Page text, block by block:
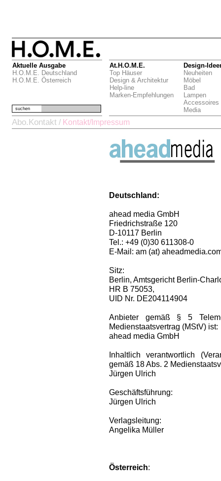
Aktuelle Ausgabe
H.O.M.E. Deutschland
H.O.M.E. Österreich
At.H.O.M.E.
Top Häuser
Design & Architektur
Help-line
Marken-Empfehlungen
Design-
Neuheiten
Möbel
Bad
Lampen
Accessoires
Media
suchen
Abo.Kontakt / Kontakt/Impressum
Deutschland:
ahead media GmbH
Friedrichstraße 120
D-10117 Berlin
Tel.: +49 (0)30 611308-0
E-Mail: am (at)
Sitz:
Berlin, Amtsgericht Berlin-
HR B 75053,
UID Nr. DE204114904
Anbieter gemäß § 5
Medienstaatsvertrag (MStV) ist:
ahead media GmbH
Inhaltlich verantwortlich
gemäß 18 Abs. 2
Jürgen Ulrich
Geschäftsführung:
Jürgen Ulrich
Verlagsleitung:
Angelika Müller
Österreich: